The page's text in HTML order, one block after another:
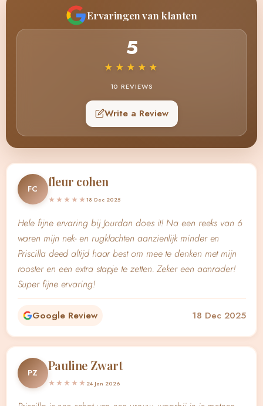
Ervaringen van klanten
5
★★★★★
10 REVIEWS
Write a Review
FC fleur cohen
★★★★★18 Dec 2025
Hele fijne ervaring bij Jourdan does it! Na een reeks van 6
waren mijn nek- en rugklachten aanzienlijk minder en
Priscilla deed altijd haar best om mee te denken met mijn
rooster en een extra stapje te zetten. Zeker een aanrader!
Super fijne ervaring!
Google Review 18 Dec 2025
PZ Pauline Zwart
★★★★★ 24 Jan 2026